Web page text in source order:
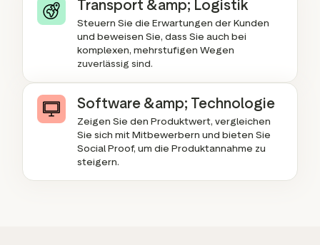
Transport &amp; Logistik
Steuern Sie die Erwartungen der Kunden
und beweisen Sie, dass Sie auch bei
komplexen, mehrstufigen Wegen
zuverlässig sind.
Software &amp; Technologie
Zeigen Sie den Produktwert, vergleichen
Sie sich mit Mitbewerbern und bieten Sie
Social Proof, um die Produktannahme zu
steigern.